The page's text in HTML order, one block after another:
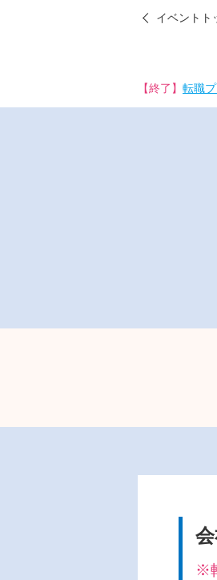
イベントト
【終了】 転職
※